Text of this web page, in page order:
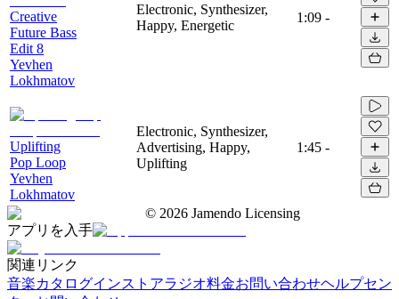
Creative
Future Bass
Edit 8
Yevhen
Lokhmatov
Electronic, Synthesizer,
Happy, Energetic
1:09 -
Uplifting
Pop Loop
Yevhen
Lokhmatov
Electronic, Synthesizer,
Advertising, Happy,
Uplifting
1:45 -
© 2026 Jamendo Licensing
アプリを入手
関連リンク
音楽カタログインストアラジオ料金お問い合わせヘルプセン